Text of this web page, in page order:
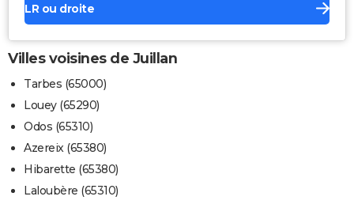
LR ou droite
Villes voisines de Juillan
Tarbes (65000)
Louey (65290)
Odos (65310)
Azereix (65380)
Hibarette (65380)
Laloubère (65310)